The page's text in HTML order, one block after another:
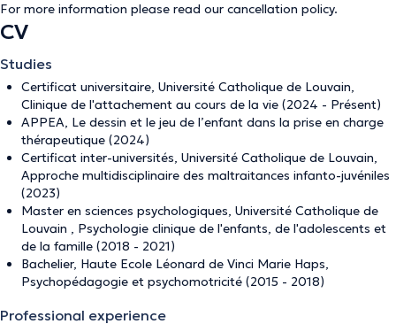
For more information please read our cancellation policy.
CV
Studies
Certificat universitaire, Université Catholique de Louvain,
Clinique de l'attachement au cours de la vie (2024 - Présent)
APPEA, Le dessin et le jeu de l’enfant dans la prise en charge
thérapeutique (2024)
Certificat inter-universités, Université Catholique de Louvain,
Approche multidisciplinaire des maltraitances infanto-juvéniles
(2023)
Master en sciences psychologiques, Université Catholique de
Louvain , Psychologie clinique de l'enfants, de l'adolescents et
de la famille (2018 - 2021)
Bachelier, Haute Ecole Léonard de Vinci Marie Haps,
Psychopédagogie et psychomotricité (2015 - 2018)
Professional experience